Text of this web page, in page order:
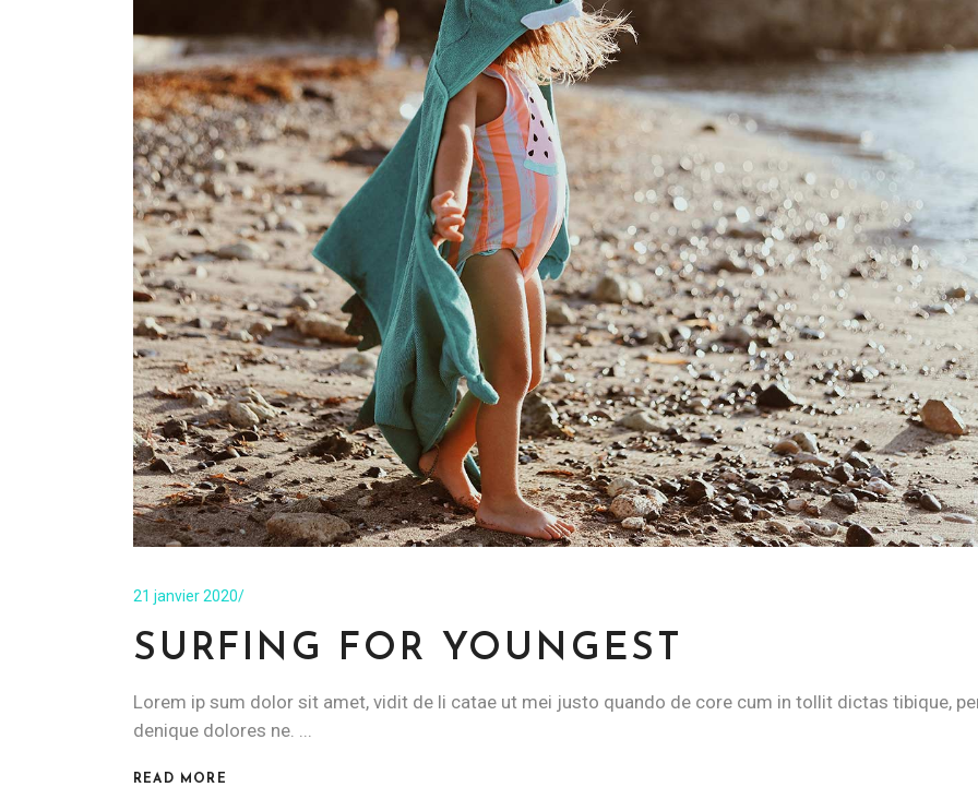
21 janvier 2020
SURFING FOR YOUNGEST
Lorem ip sum dolor sit amet, vidit de li catae ut mei justo quando de core cum in tollit dictas tibique,
denique dolores ne.
READ MORE